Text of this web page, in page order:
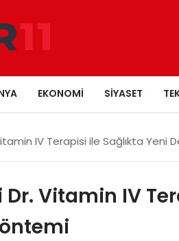
EKONOMI SIYASET
IV Terapisi ile Sağlıkta Yeni
Vitamin IV